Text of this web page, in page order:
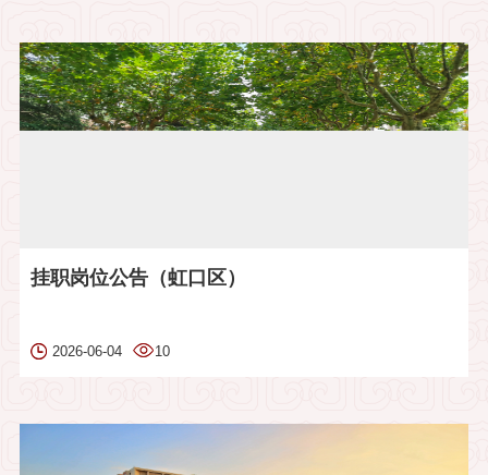
挂职岗位公告（虹口区）
2026-06-04 10